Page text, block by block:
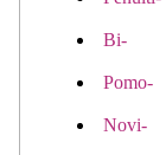
Bi-
Pomo-
Novi-